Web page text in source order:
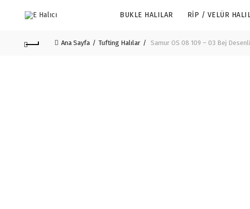
BUKLE HALILAR RIP / VELÜR
Ana Sayfa Tufting Halılar Samur OS 08 109 – 03 Bej Desenli